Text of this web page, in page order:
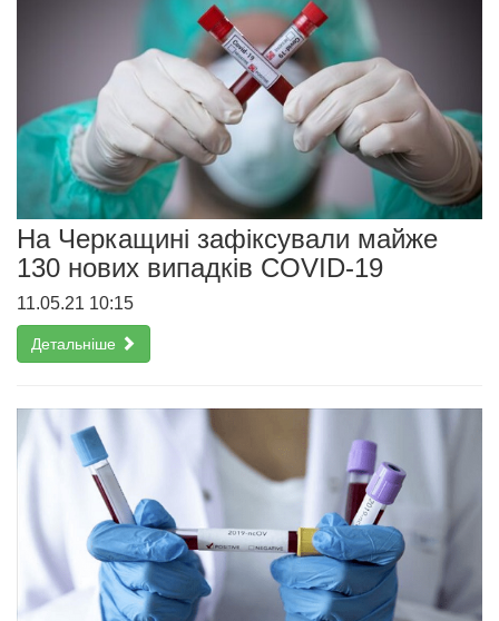
На Черкащині зафіксували майже
130 нових випадків COVID-19
11.05.21 10:15
Детальніше